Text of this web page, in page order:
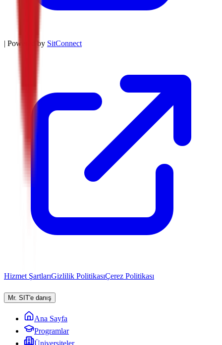
| Powered by SitConnect
Hizmet ŞartlarıGizlilik PolitikasıÇerez Politikası
Mr. SIT'e danış
Ana Sayfa
Programlar